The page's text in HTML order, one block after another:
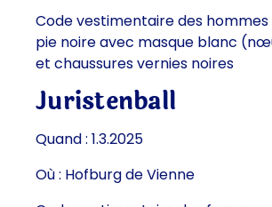
Code vestimentaire des hommes
pie noire avec masque blanc
et chaussures vernies noires
Juristenball
Quand : 1.3.2025
Où : Hofburg de Vienne